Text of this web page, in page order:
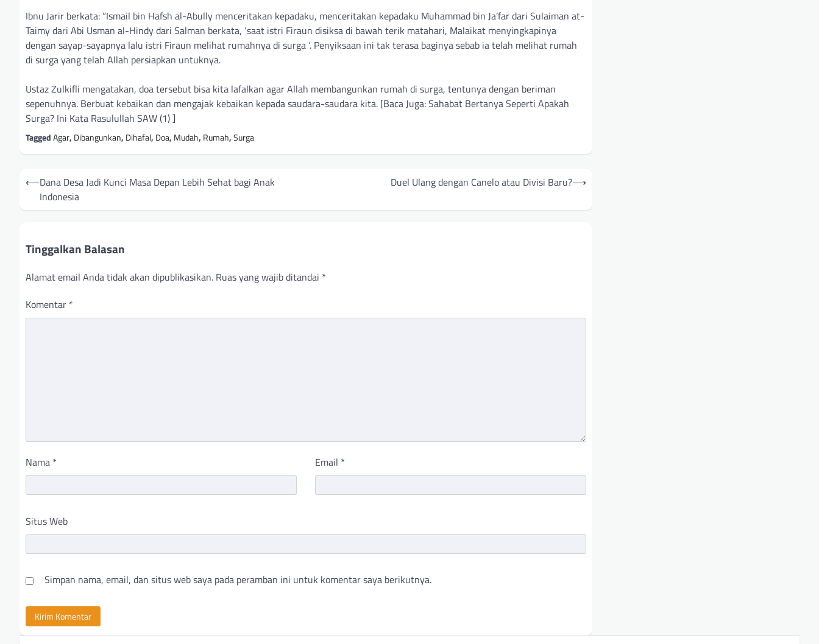
⁣Ibnu Jarir berkata: “Ismail bin Hafsh al-Abully menceritakan kepadaku, menceritakan kepadaku Muhammad bin Ja’far dari Sulaiman at-
Taimy dari Abi Usman al-Hindy dari Salman berkata, ‘saat istri Firaun disiksa di bawah terik matahari, Malaikat menyingkapinya
dengan sayap-sayapnya lalu istri Firaun melihat rumahnya di surga ‘. Penyiksaan ini tak terasa baginya sebab ia telah melihat rumah
di surga yang telah Allah persiapkan untuknya.⁣
Ustaz Zulkifli mengatakan, doa tersebut bisa kita lafalkan agar Allah membangunkan rumah di surga, tentunya dengan beriman
sepenuhnya. Berbuat kebaikan dan mengajak kebaikan kepada saudara-saudara kita.⁣ [Baca Juga: Sahabat Bertanya Seperti Apakah
Surga? Ini Kata Rasulullah SAW (1) ]
TaggedAgar, Dibangunkan, Dihafal, Doa, Mudah, Rumah,Surga
Navigasi
⟵Dana Desa Jadi Kunci Masa Depan Lebih Sehat bagi Anak
Indonesia
Duel Ulang dengan Canelo atau Divisi Baru?⟶
Tinggalkan Balasan
Alamat email Anda tidak akan dipublikasikan. Ruas yang wajib ditandai *
Komentar *
Nama * Email *
Situs Web
Simpan nama, email, dan situs web saya pada peramban ini untuk komentar saya berikutnya.